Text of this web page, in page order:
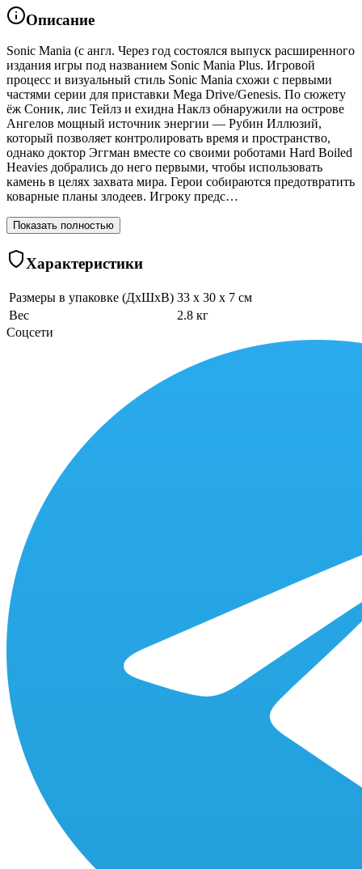
Описание
Sonic Mania (с англ. Через год состоялся выпуск расширенного
издания игры под названием Sonic Mania Plus. Игровой
процесс и визуальный стиль Sonic Mania схожи с первыми
частями серии для приставки Mega Drive/Genesis. По сюжету
ёж Соник, лис Тейлз и ехидна Наклз обнаружили на острове
Ангелов мощный источник энергии — Рубин Иллюзий,
который позволяет контролировать время и пространство,
однако доктор Эггман вместе со своими роботами Hard Boiled
Heavies добрались до него первыми, чтобы использовать
камень в целях захвата мира. Герои собираются предотвратить
коварные планы злодеев. Игроку предс…
Показать полностью
Характеристики
Размеры в упаковке (ДхШхВ) 33 x 30 x 7 см
Вес
2.8 кг
Соцсети